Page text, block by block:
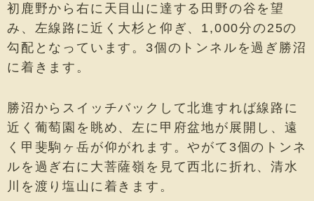
初鹿野から右に天目山に達する田野の谷を望
み、左線路に近く大杉と仰ぎ、1,000分の25の
勾配となっています。3個のトンネルを過ぎ勝沼
に着きます。
勝沼からスイッチバックして北進すれば線路に
近く葡萄園を眺め、左に甲府盆地が展開し、遠
く甲斐駒ヶ岳が仰がれます。やがて3個のトンネ
ルを過ぎ右に大菩薩嶺を見て西北に折れ、清水
川を渡り塩山に着きます。